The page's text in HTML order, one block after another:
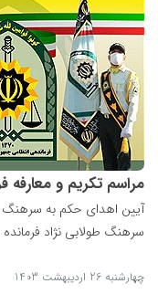
مراسم تکریم و معارفه
آیین اهدای حکم به سرهنگ
سرهنگ طولابی نژاد
...
چهارشنبه 26 اردیبهشت 1403